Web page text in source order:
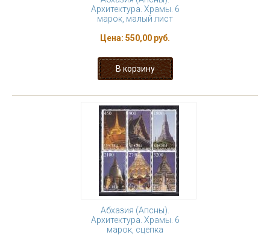
Архитектура. Храмы. 6
марок, малый лист
Цена: 550,00 руб.
Абхазия (Апсны).
Архитектура. Храмы. 6
марок, сцепка